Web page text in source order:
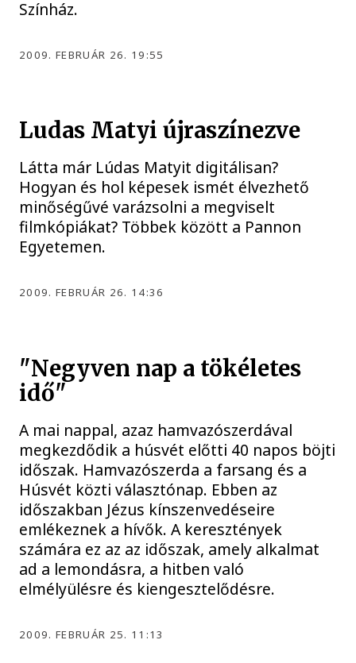
Színház.
2009. FEBRUÁR 26. 19:55
Ludas Matyi újraszínezve
Látta már Lúdas Matyit digitálisan?
Hogyan és hol képesek ismét élvezhető
minőségűvé varázsolni a megviselt
filmkópiákat? Többek között a Pannon
Egyetemen.
2009. FEBRUÁR 26. 14:36
"Negyven nap a tökéletes
idő"
A mai nappal, azaz hamvazószerdával
megkezdődik a húsvét előtti 40 napos böjti
időszak. Hamvazószerda a farsang és a
Húsvét közti választónap. Ebben az
időszakban Jézus kínszenvedéseire
emlékeznek a hívők. A keresztények
számára ez az az időszak, amely alkalmat
ad a lemondásra, a hitben való
elmélyülésre és kiengesztelődésre.
2009. FEBRUÁR 25. 11:13